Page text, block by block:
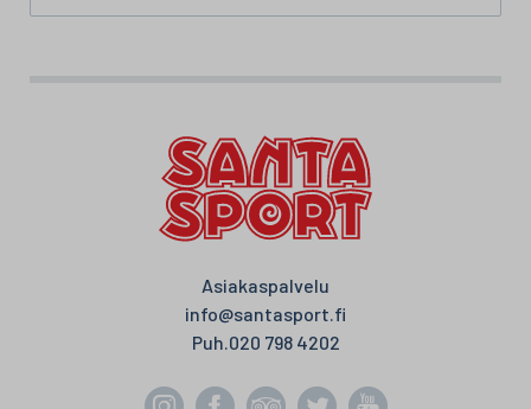
Asiakaspalvelu
info@santasport.fi
Puh.020 798 4202